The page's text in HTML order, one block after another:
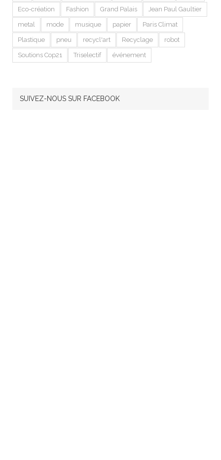
Eco-création Fashion Grand Palais Jean Paul Gaultier
metal mode musique papier Paris Climat
Plastique pneu recycl'art Recyclage robot
Soutions Cop21 Triselectif événement
SUIVEZ-NOUS SUR FACEBOOK